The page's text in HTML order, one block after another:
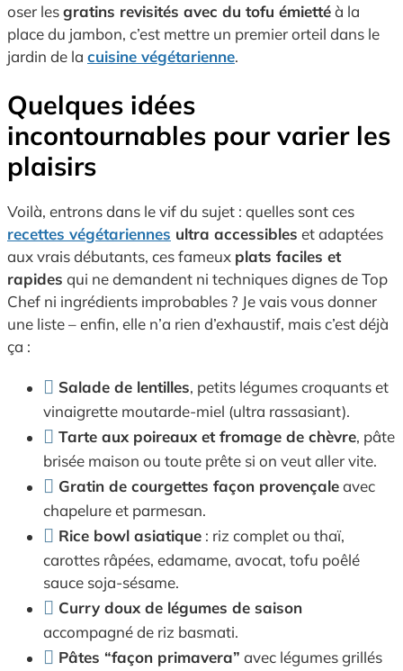
oser lesgratins revisités avec du tofu émiettéà la
place du jambon, c’est mettre un premier orteil dans le
jardin de la cuisine végétarienne.
Quelques idées
incontournables pour varier les
plaisirs
Voilà, entrons dans le vif du sujet : quelles sont ces
recettes végétariennes ultra accessibles et adaptées
aux vrais débutants, ces fameux plats faciles et
rapides qui ne demandent ni techniques dignes de Top
Chef ni ingrédients improbables ? Je vais vous donner
une liste – enfin, elle n’a rien d’exhaustif, mais c’est déjà
ça :
Salade de lentilles, petits légumes croquants et
vinaigrette moutarde-miel (ultra rassasiant).
Tarte aux poireaux et fromage de chèvre, pâte
brisée maison ou toute prête si on veut aller vite.
Gratin de courgettes façon provençaleavec
chapelure et parmesan.
Rice bowl asiatique : riz complet ou thaï,
carottes râpées, edamame, avocat, tofu poêlé
sauce soja-sésame.
Curry doux de légumes de saison
accompagné de riz basmati.
Pâtes “façon primavera” avec légumes grillés